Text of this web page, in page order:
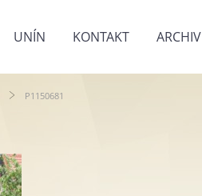
UNÍN KONTAKT ARCHIV
P1150681